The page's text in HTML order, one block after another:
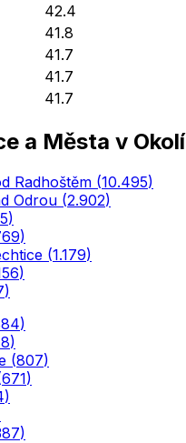
42.4
41.8
41.7
41.7
41.7
a Města v Okolí
Radhoštěm (10.495)
Odrou (2.902)
)
)
(1.179)
)
)
)
)
(807)
671)
)
)